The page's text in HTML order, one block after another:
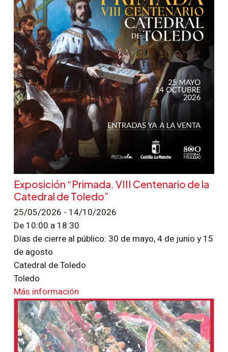
Exposición “Primada. VIII Centenario de la
Catedral de Toledo”
25/05/2026 - 14/10/2026
De 10:00 a 18:30
Días de cierre al público: 30 de mayo, 4 de junio y 15
de agosto
Catedral de Toledo
Toledo
Más información